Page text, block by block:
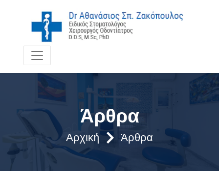
Άρθρα
Αρχική Άρθρα